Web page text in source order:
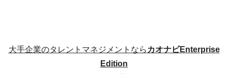
大手企業のタレントマネジメントならカオナビEnterprise
Edition